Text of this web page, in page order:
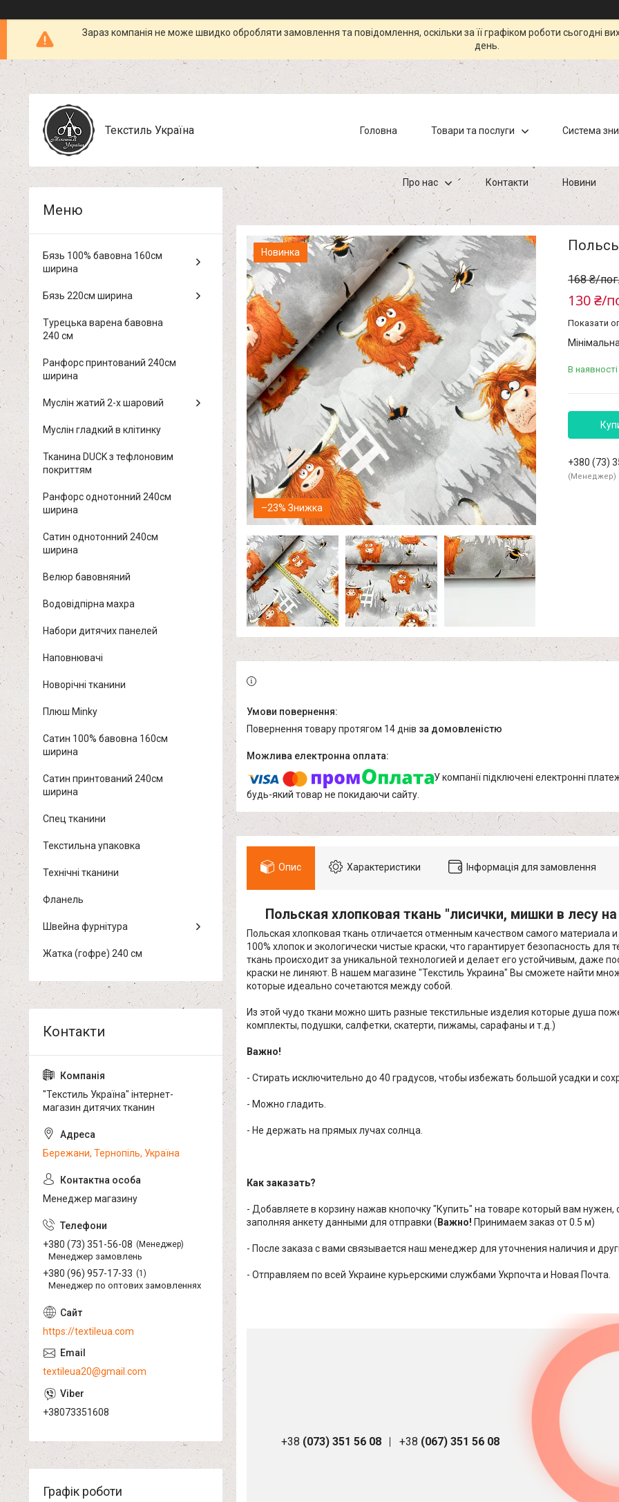
Зараз компанія не може швидко обробляти замовлення та повідомлення, оскільки за її графіком роботи сьогодні
день.
Текстиль Україна Головна Товари та послуги Система
Про нас Контакти Новини
Новинка
–23%
168 ₴/
130 ₴/
Показати
В
+380 (73)
Менеджер
повернення товару протягом 14 днів за домовленістю
У компанії підключені електронні
будь-який товар не покидаючи сайту.
Опис Характеристики Інформація для замовлення
Польская хлопковая ткань "лисички, мишки в лесу
Польская хлопковая ткань отличается отменным качеством самого материала
100% хлопок и экологически чистые краски, что гарантирует безопасность для
ткань происходит за уникальной технологией и делает его устойчивым, даже
краски не линяют. В нашем магазине "Текстиль Украина" Вы сможете найти
которые идеально сочетаются между собой.
Из этой чудо ткани можно шить разные текстильные изделия которые душа
комплекты, подушки, салфетки, скатерти, пижамы, сарафаны и т.д.)
Важно!
- Стирать исключительно до 40 градусов, чтобы избежать большой усадки и
- Можно гладить.
- Не держать на прямых лучах солнца.
Как заказать?
- Добавляете в корзину нажав кнопочку "Купить" на товаре который вам нужен,
заполняя анкету данными для отправки ( Важно! Принимаем заказ от 0.5 м)
- После заказа с вами связывается наш менеджер для уточнения наличия и
- Отправляем по всей Украине курьерскими службами Укрпочта и Новая Почта.
+38 (073) 351 56 08 +38 (067) 351 56 08
Бязь 100% бавовна 160см
ширина
Бязь 220см ширина
Турецька варена бавовна
240 см
Ранфорс принтований 240см
ширина
Муслін жатий 2-х шаровий
Муслін гладкий в клітинку
Тканина DUCK з тефлоновим
покриттям
Ранфорс однотонний 240см
ширина
Сатин однотонний 240см
ширина
Велюр бавовняний
Водовідпірна махра
Набори дитячих панелей
Наповнювачі
Новорічні тканини
Плюш Minky
Сатин 100% бавовна 160см
ширина
Сатин принтований 240см
ширина
Спец тканини
Текстильна упаковка
Технічні тканини
Фланель
Швейна фурнітура
Жатка (гофре) 240 см
"Текстиль Україна" інтернет-
магазин дитячих тканин
Бережани, Тернопіль, Україна
Менеджер магазину
+380 (73) 351-56-08 Менеджер
Менеджер замовлень
+380 (96) 957-17-33 1
Менеджер по оптових замовленнях
https://textileua.com
textileua20@gmail.com
+38073351608
Графік роботи